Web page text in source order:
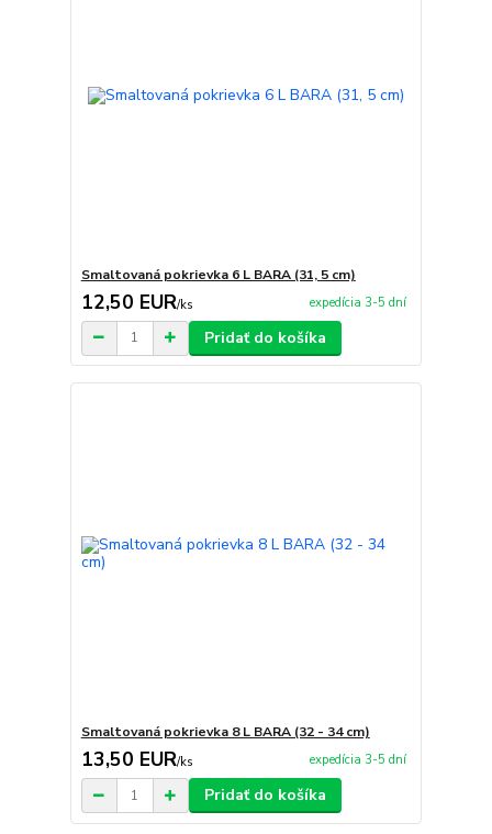
Smaltovaná pokrievka 6 L BARA (31, 5 cm)
12,50 EUR/ks expedícia 3-5 dní
Pridať do košíka
Smaltovaná pokrievka 8 L BARA (32 - 34 cm)
13,50 EUR/ks expedícia 3-5 dní
Pridať do košíka